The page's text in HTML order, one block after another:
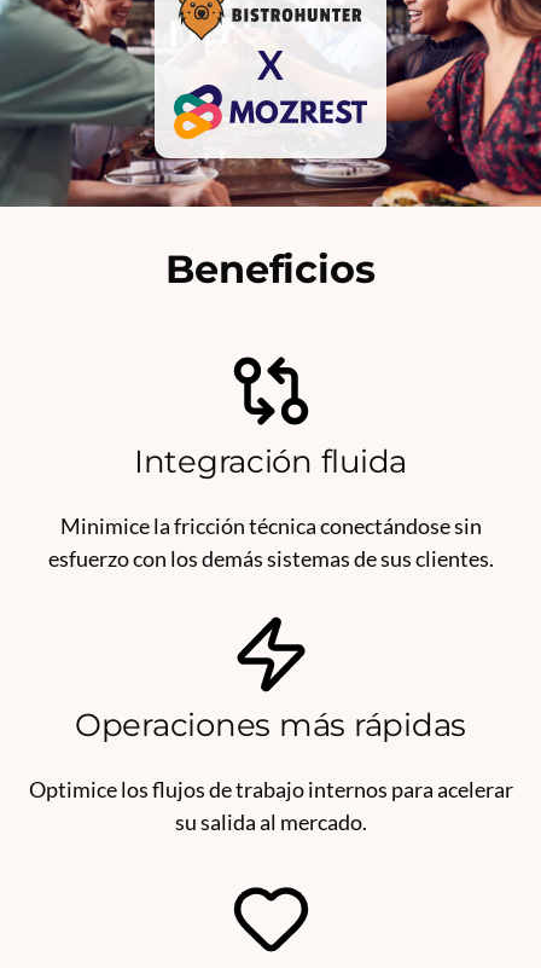
X
Beneficios
Integración fluida
Minimice la fricción técnica conectándose sin
esfuerzo con los demás sistemas de sus clientes.
Operaciones más rápidas
Optimice los flujos de trabajo internos para acelerar
su salida al mercado.